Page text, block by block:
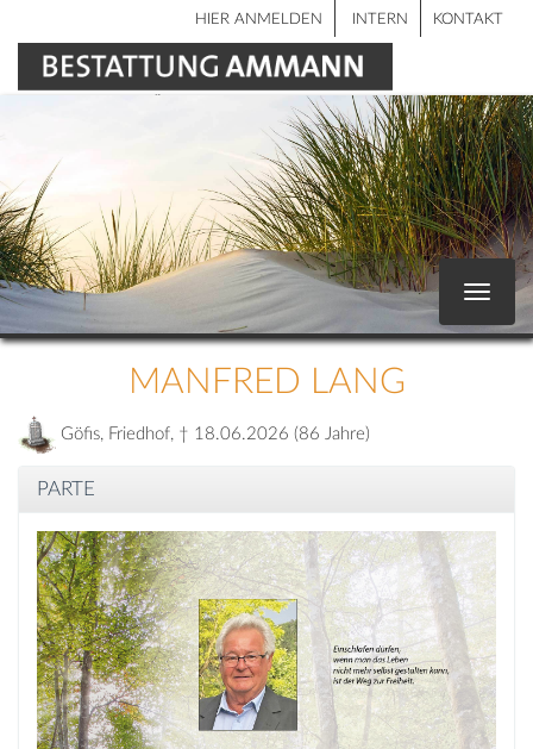
HIER ANMELDEN INTERN KONTAKT
Toggle
MANFRED LANG
Göfis, Friedhof, † 18.06.2026 (86 Jahre)
PARTE